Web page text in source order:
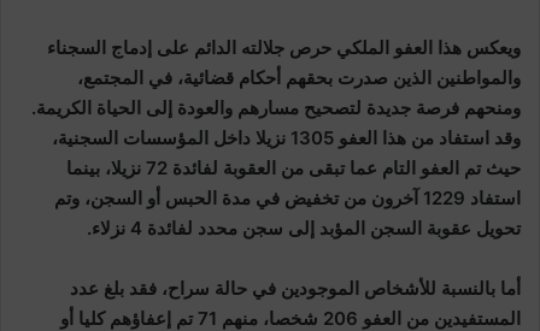
ويعكس هذا العفو الملكي حرص جلالته الدائم على إدماج السجناء
والمواطنين الذين صدرت بحقهم أحكام قضائية، في المجتمع،
ومنحهم فرصة جديدة لتصحيح مسارهم والعودة إلى الحياة الكريمة.
وقد استفاد من هذا العفو 1305 نزيلا داخل المؤسسات السجنية،
حيث تم العفو التام عما تبقى من العقوبة لفائدة 72 نزيلا، بينما
استفاد 1229 آخرون من تخفيض في مدة الحبس أو السجن، وتم
تحويل عقوبة السجن المؤبد إلى سجن محدد لفائدة 4 نزلاء.
أما بالنسبة للأشخاص الموجودين في حالة سراح، فقد بلغ عدد
المستفيدين من العفو 206 شخصا، منهم 71 تم إعفاؤهم كليا أو